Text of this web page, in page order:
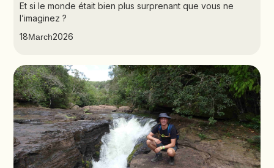
Et si le monde était bien plus surprenant que vous ne
l’imaginez ?
18March2026